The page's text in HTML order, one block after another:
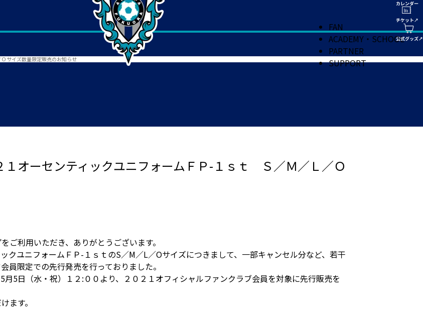
FAN
ACADEMY・SCHOOL
PARTNER
SUPPORT
サイズ数量限定販売のお知らせ
１オーセンティックユニフォームＦＰ-１ｓｔ Ｓ／Ｍ／Ｌ／Ｏ
ご利用いただき、ありがとうございます。
クユニフォームＦＰ-１ｓｔのS／M／L／Oサイズにつきまして、一部キャンセル分など、若干
員限定での先行発売を行っておりました。
5日（水・祝）１２:００より、２０２１オフィシャルファンクラブ会員を対象に先行販売を
ます。